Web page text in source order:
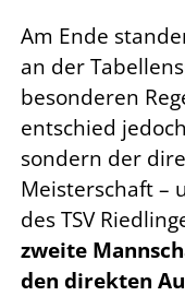
Am Ende
an der
besonderen
entschied
sondern der
Meisterschaft –
des TSV
zweite
den direkten